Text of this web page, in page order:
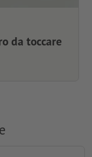
da toccare